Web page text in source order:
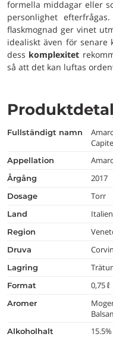
formella middagar eller
personlighet
flaskmognad ger vinet
idealiskt även för
dess komplexitet
så att det kan luftas
fullständigt namn
appellation
årgång 2017
dosage Torr
land Italien
region
druva
lagring
format 0,75 ℓ
aromer
alkoholhalt 15.5%